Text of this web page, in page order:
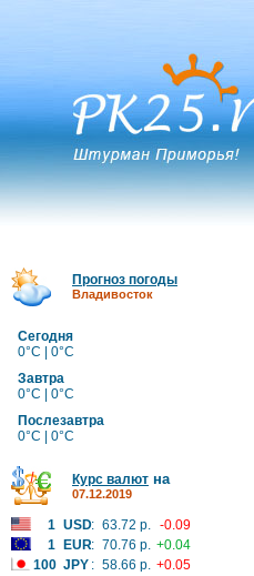
Прогноз погоды
Владивосток
Сегодня
0°C | 0°C
Завтра
0°C | 0°C
Послезавтра
0°C | 0°C
Курс валют на
07.12.2019
1 USD: 63.72 р. -0.09
1
EUR: 70.76 р. +0.04
100 JPY : 58.66 р. +0.05